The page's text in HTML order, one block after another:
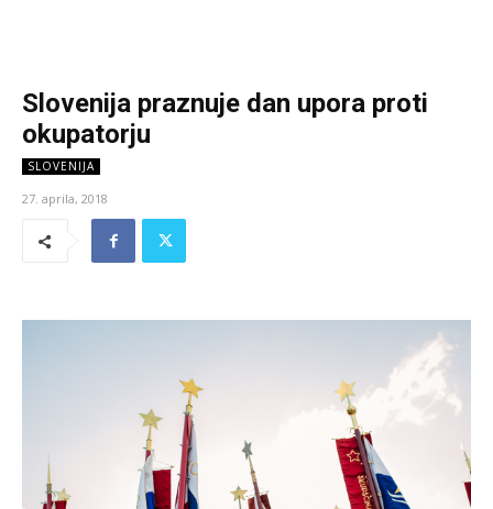
Slovenija praznuje dan upora proti
okupatorju
SLOVENIJA
27. aprila, 2018